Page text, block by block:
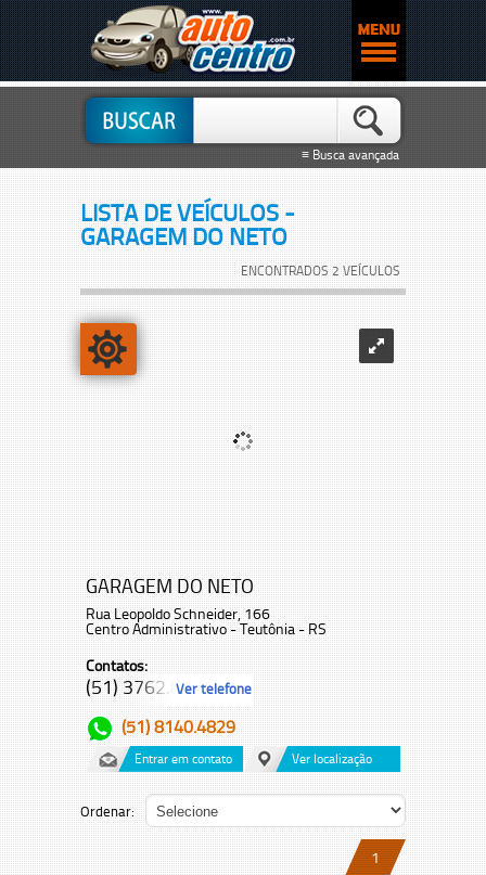
≡ Busca avançada
LISTA DE VEÍCULOS -
GARAGEM DO NETO
ENCONTRADOS 2 VEÍCULOS
GARAGEM DO NETO
Rua Leopoldo Schneider, 166
Centro Administrativo - Teutônia - RS
Contatos:
(51) 3762.8...Ver telefone
(51) 8140.4829
Entrar em contato Ver localização
Ordenar:
1